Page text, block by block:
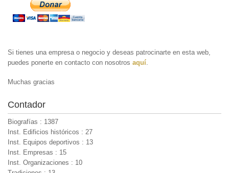
Si tienes una empresa o negocio y deseas patrocinarte en esta web,
puedes ponerte en contacto con nosotros aquí
Muchas gracias
Contador
Biografías : 1387
Inst. Edificios históricos : 27
Inst. Equipos deportivos : 13
Inst. Empresas : 15
Inst. Organizaciones : 10